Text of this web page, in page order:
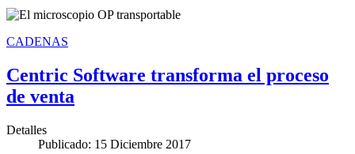
CADENAS
Centric Software transforma el proceso
de venta
Detalles
Publicado: 15 Diciembre 2017